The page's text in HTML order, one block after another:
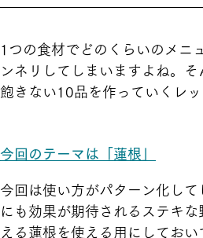
1つの食材でどのくらいのメニ
ンネリしてしまいますよね。
飽きない10品を作っていくレッ
今回のテーマは「蓮根」
今回は使い方がパターン化し
にも効果が期待されるステキ
える蓮根を使える用にしてお